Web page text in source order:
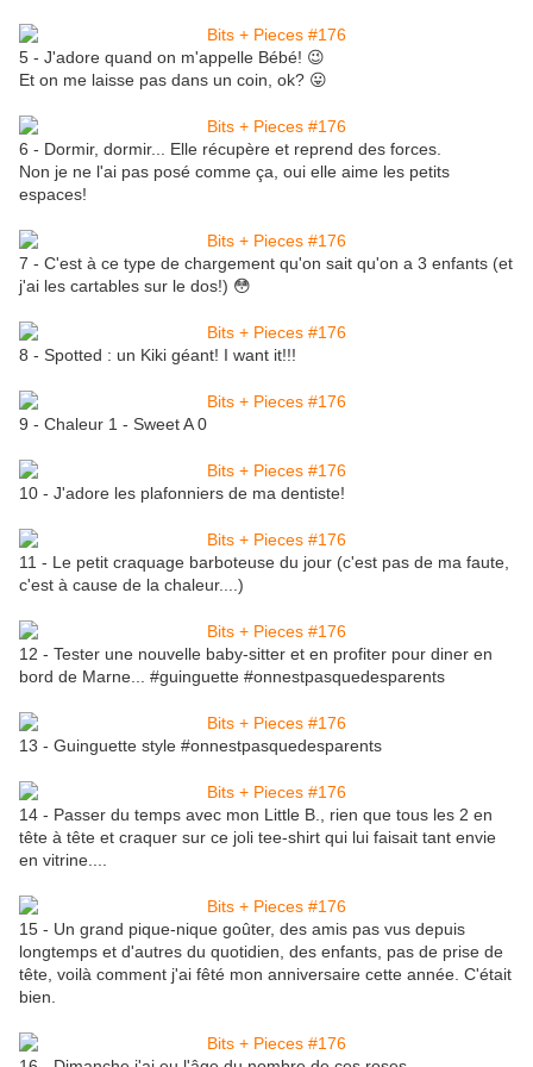
5 - J'adore quand on m'appelle Bébé! 😉
Et on me laisse pas dans un coin, ok? 😛
6 - Dormir, dormir... Elle récupère et reprend des forces.
Non je ne l'ai pas posé comme ça, oui elle aime les petits
espaces!
7 - C'est à ce type de chargement qu'on sait qu'on a 3 enfants (et
j'ai les cartables sur le dos!) 😳
8 - Spotted : un Kiki géant! I want it!!!
9 - Chaleur 1 - Sweet A 0
10 - J'adore les plafonniers de ma dentiste!
11 - Le petit craquage barboteuse du jour (c'est pas de ma faute,
c'est à cause de la chaleur....)
12 - Tester une nouvelle baby-sitter et en profiter pour diner en
bord de Marne... #guinguette #onnestpasquedesparents
13 - Guinguette style #onnestpasquedesparents
14 - Passer du temps avec mon Little B., rien que tous les 2 en
tête à tête et craquer sur ce joli tee-shirt qui lui faisait tant envie
en vitrine....
15 - Un grand pique-nique goûter, des amis pas vus depuis
longtemps et d'autres du quotidien, des enfants, pas de prise de
tête, voilà comment j'ai fêté mon anniversaire cette année. C'était
bien.